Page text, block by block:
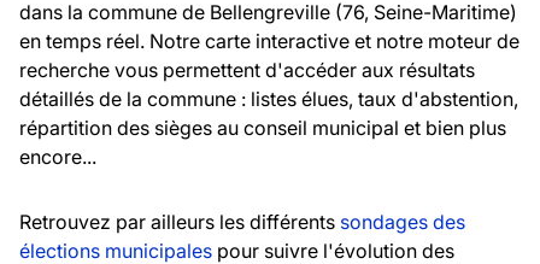
dans la commune de Bellengreville (76, Seine-Maritime)
en temps réel. Notre carte interactive et notre moteur de
recherche vous permettent d'accéder aux résultats
détaillés de la commune : listes élues, taux d'abstention,
répartition des sièges au conseil municipal et bien plus
encore...
Retrouvez par ailleurs les différents sondages des
élections municipales pour suivre l'évolution des